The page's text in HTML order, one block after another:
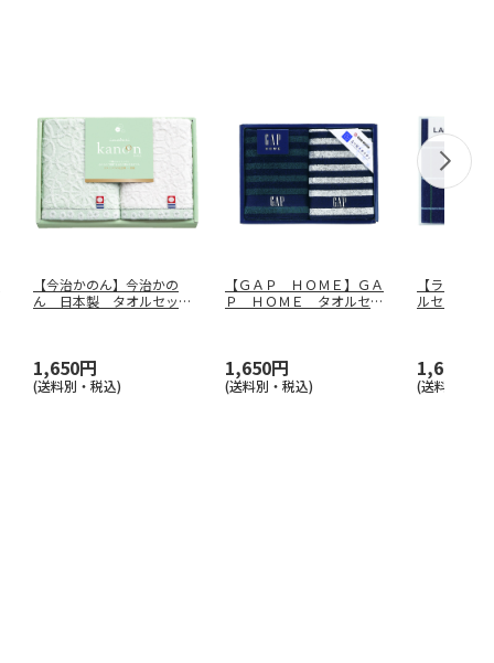
【今治かのん】今治かの
ん 日本製 タオルセッ
1,650円
(送料別・税込)
【ＧＡＰ ＨＯＭＥ】ＧＡ
Ｐ ＨＯＭＥ タオルセッ
1,650円
(送料別・税込)
【ラコステ
ルセット（
1,650円
(送料別・税